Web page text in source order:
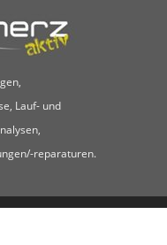
Lauf- und
reparaturen.